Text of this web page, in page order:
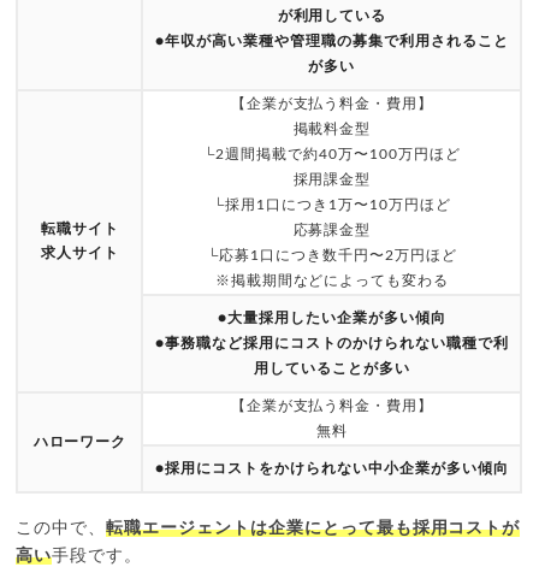
が利用している
●年収が高い業種や管理職の募集で利用されること
が多い
転職サイト
求人サイト
【企業が支払う料金・費用】
掲載料金型
└2週間掲載で約40万〜100万円ほど
採用課金型
└採用1口につき1万〜10万円ほど
応募課金型
└応募1口につき数千円〜2万円ほど
※掲載期間などによっても変わる
●大量採用したい企業が多い傾向
●事務職など採用にコストのかけられない職種で利
用していることが多い
ハローワーク
【企業が支払う料金・費用】
無料
●採用にコストをかけられない中小企業が多い傾向
この中で、転職エージェントは企業にとって最も採用コストが
高い手段です。